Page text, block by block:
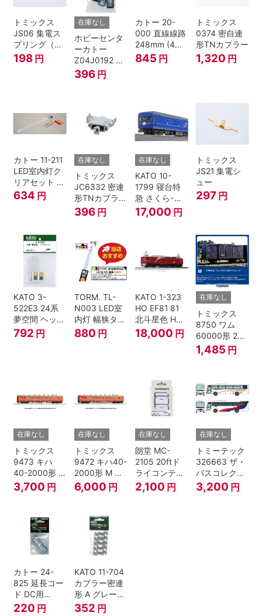
トミックス
JS06 集電ス
プリング（Ｌ
=7.5mm・4個
入） 鉄道模型
198 円
在庫なし
ホビーセンタ
ーカトー
Z04J0192 ク
モハ115 横須
賀色 ジャンパ
396 円
カトー 20-
000 直線線路
248mm (4本
入) Nゲージ
845 円
トミックス
0374 密自連
形TNカプラー
1,320 円
カトー 11-211
LED室内灯ク
リアセット N
ゲージ
634 円
在庫なし
トミックス
JC6332 密連
形TNカプラー
(SPグレー電
連付・211系)
396 円
在庫なし
KATO 10-
1799 寝台特
急 さくら･は
やぶさ/富士
24系 9両セッ
17,000 円
トミックス
JS21 集電シ
ュー
297 円
KATO 3-
522E3 24系
夢空間 ヘッド
マーク 4種各1
792 円
TORM. TL-
N003 LED室
内灯 幅狭タイ
プ・電球色 1
本 鉄道模型
880 円
KATO 1-323
HO EF81 81
北斗星色 HO
ゲージ
18,000 円
在庫なし
トミックス
8750 ワム
60000形 2両
セット Nゲー
ジ
1,485 円
在庫なし
トミックス
9473 キハ
40-2000形 T
Nゲージ
3,700 円
在庫なし
トミックス
9472 キハ40-
2000形 M N
ゲージ
6,000 円
在庫なし
朗堂 MC-
2105 20ftド
ライコンテナ
タイプ
TRANCY
2,100 円
在庫なし
トミーテック
326663 ザ・
バスコレクシ
ョン 西日本鉄
道・九州産交
3,200 円
カトー 24-
825 延長コー
ド DC用
(90cm）
220 円
KATO 11-704
カプラー密連
形 A グレー
(20個入) (ア
352 円